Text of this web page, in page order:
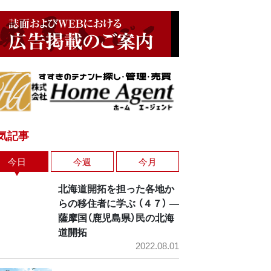
記事
今日 今週 今月
北海道開拓を担った各地か
らの移住者に学ぶ （４７） ―
薩摩国（鹿児島県）民の北海
道開拓
2022.08.01